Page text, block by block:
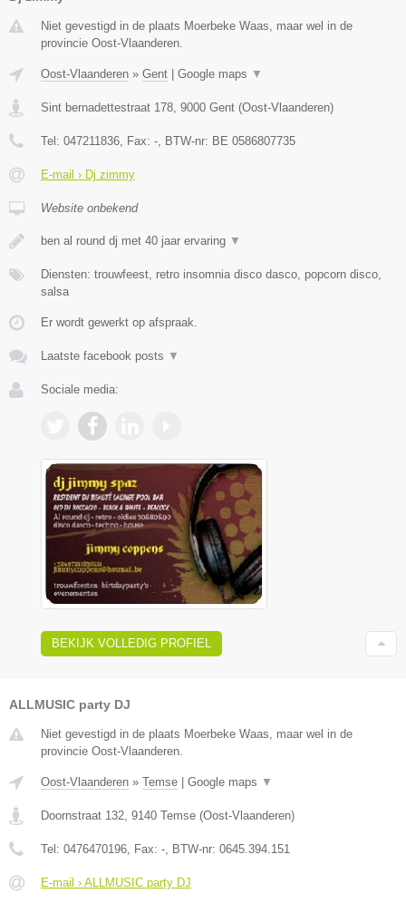
Niet gevestigd in de plaats Moerbeke Waas, maar wel in de
provincie Oost-Vlaanderen.
Oost-Vlaanderen » Gent Google maps ▼
Sint bernadettestraat 178, 9000 Gent (Oost-Vlaanderen)
Tel: 047211836, Fax: -, BTW-nr: BE 0586807735
E-mail › Dj zimmy
Website onbekend
ben al round dj met 40 jaar ervaring ▼
Diensten: trouwfeest, retro insomnia disco dasco, popcorn disco,
salsa
Er wordt gewerkt op afspraak.
Laatste facebook posts ▼
Sociale media:
BEKIJK VOLLEDIG PROFIEL
ALLMUSIC party DJ
Niet gevestigd in de plaats Moerbeke Waas, maar wel in de
provincie Oost-Vlaanderen.
Oost-Vlaanderen » Temse Google maps ▼
Doornstraat 132, 9140 Temse (Oost-Vlaanderen)
Tel: 0476470196, Fax: -, BTW-nr: 0645.394.151
E-mail › ALLMUSIC party DJ